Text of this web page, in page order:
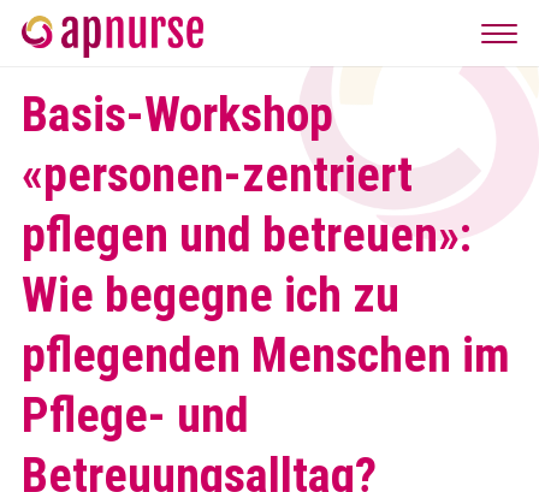
Basis-Workshop
«personen-zentriert
pflegen und betreuen»:
Wie begegne ich zu
pflegenden Menschen im
Pflege- und
Betreuungsalltag?